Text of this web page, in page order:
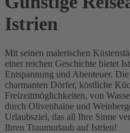
Istrien
Mit seinen malerischen
einer reichen Geschichte bietet
Entspannung und Abenteuer.
charmanten Dörfer, köstliche
Freizeitmöglichkeiten, von
durch Olivenhaine und
Urlaubsziel, das all Ihre Sinne
Ihren Traumurlaub auf Istrien!